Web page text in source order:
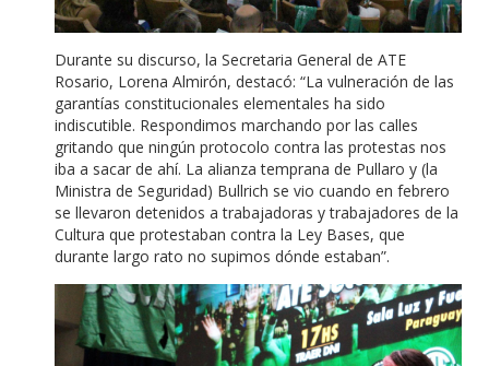
Durante su discurso, la Secretaria General de ATE
Rosario, Lorena Almirón, destacó: “La vulneración de las
garantías constitucionales elementales ha sido
indiscutible. Respondimos marchando por las calles
gritando que ningún protocolo contra las protestas nos
iba a sacar de ahí. La alianza temprana de Pullaro y (la
Ministra de Seguridad) Bullrich se vio cuando en febrero
se llevaron detenidos a trabajadoras y trabajadores de la
Cultura que protestaban contra la Ley Bases, que
durante largo rato no supimos dónde estaban”.